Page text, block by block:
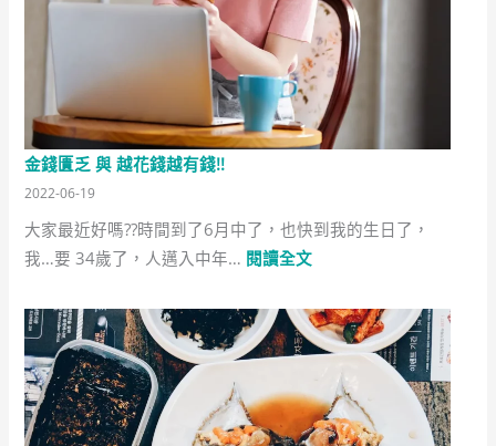
金錢匱乏 與 越花錢越有錢!!
2022-06-19
大家最近好嗎??時間到了6月中了，也快到我的生日了，
我…要 34歲了，人邁入中年… 閱讀全文:
錢
匱
與
越